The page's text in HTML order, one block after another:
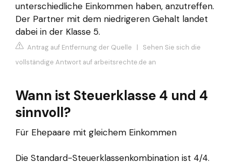
unterschiedliche Einkommen haben, anzutreffen.
Der Partner mit dem niedrigeren Gehalt landet
dabei in der Klasse 5.
Antrag auf Entfernung der Quelle | Sehen Sie sich die
vollständige Antwort auf arbeitsrechte.de an
Wann ist Steuerklasse 4 und 4
sinnvoll?
Für Ehepaare mit gleichem Einkommen
Die Standard-Steuerklassenkombination ist 4/4.